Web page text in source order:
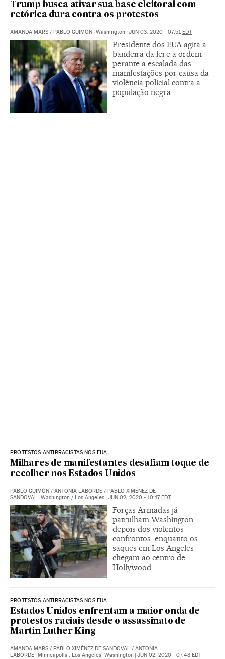
Trump busca ativar sua base eleitoral com
retórica dura contra os protestos
AMANDA MARS / PABLO GUIMÓN | Washington | JUN 03, 2020 - 07:51EDT
Presidente dos EUA agita a
bandeira da lei e a ordem
perante a escalada das
manifestações por causa da
violência policial contra a
população negra
PROTESTOS ANTIRRACISTAS NOS EUA
Milhares de manifestantes desafiam toque de
recolher nos Estados Unidos
PABLO GUIMÓN / ANTONIA LABORDE / PABLO XIMÉNEZ DE
SANDOVAL | Washington / Los Angeles | JUN 02, 2020 - 10:17EDT
Forças Armadas já
patrulham Washington
depois dos violentos
confrontos, enquanto os
saques em Los Angeles
chegam ao centro de
Hollywood
PROTESTOS ANTIRRACISTAS NOS EUA
Estados Unidos enfrentam a maior onda de
protestos raciais desde o assassinato de
Martin Luther King
AMANDA MARS / PABLO XIMÉNEZ DE SANDOVAL / ANTONIA
LABORDE | Minneapolis , Los Angeles, Washington | JUN 02, 2020 - 07:48 EDT